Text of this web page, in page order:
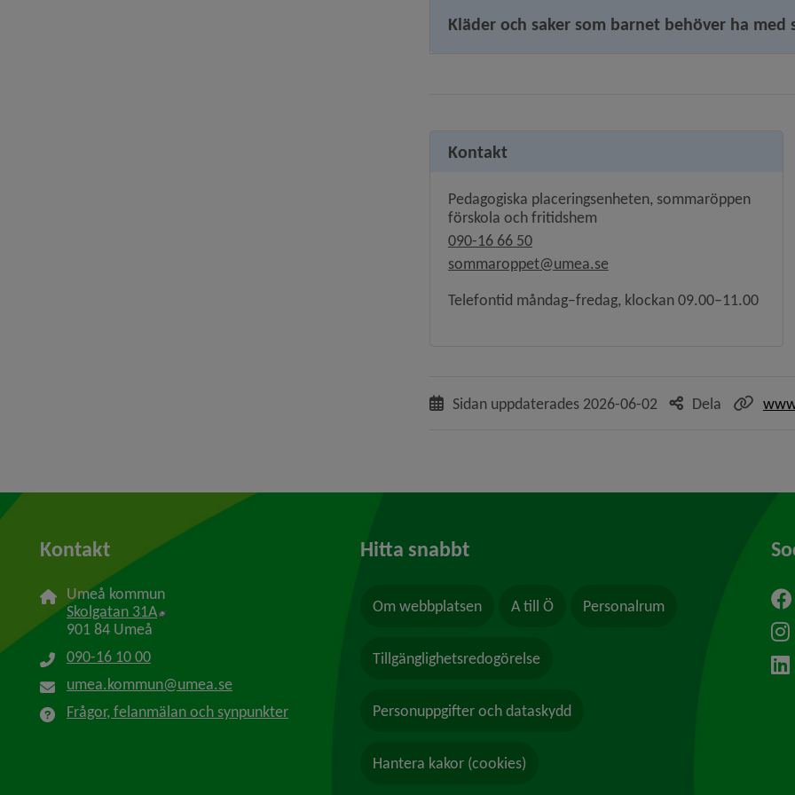
Kläder och saker som barnet behöver ha med
Kontakt
Pedagogiska placeringsenheten, sommaröppen
förskola och fritidshem
090-16 66 50
sommaroppet@umea.se
Telefontid måndag–fredag, klockan 09.00–11.00
Sidan uppdaterades 2026-06-02 Dela
Kontakt
Umeå kommun
Skolgatan 31A Länk till annan webbplats, öppnas i nytt fönster.
901 84 Umeå
090-16 10 00
umea.kommun@umea.se
Frågor, felanmälan och synpunkter
Hitta snabbt
Om webbplatsen A till Ö Personalrum
Tillgänglighetsredogörelse
Personuppgifter och dataskydd
Hantera kakor (cookies)